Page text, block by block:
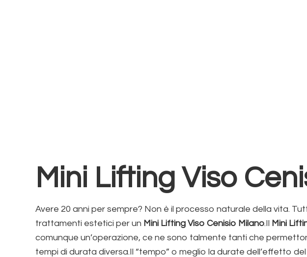
Mini Lifting Viso
Avere 20 anni per sempre? Non è il processo naturale della vita.
trattamenti estetici per un Mini Lifting Viso Cenisio Milano.Il Mini
comunque un’operazione, ce ne sono talmente tanti che
tempi di durata diversa.Il “tempo” o meglio la durate dell’effetto del